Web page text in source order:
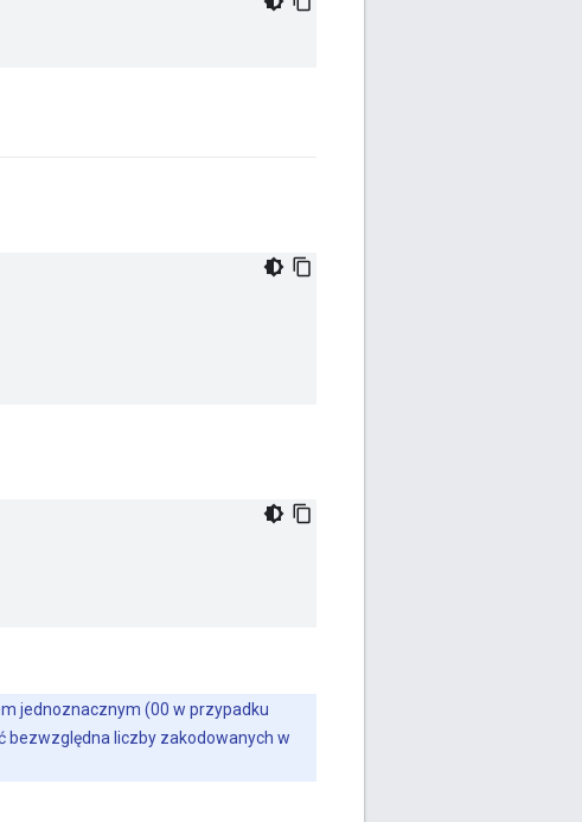
jednoznacznym (00 w przypadku
bezwzględna liczby zakodowanych w